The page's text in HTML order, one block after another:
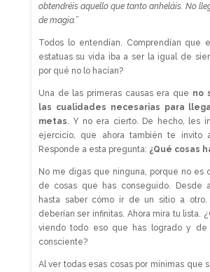
obtendréis aquello que tanto anheláis. No
de magia. ”
Todos lo entendían. Comprendían que
estatuas su vida iba a ser la igual de
por qué no lo hacían?
Una de las primeras causas era que no
las cualidades necesarias para
metas . Y no era cierto. De hecho, les
ejercicio, que ahora también te invito
Responde a esta pregunta: ¿Qué cosas
No me digas que ninguna, porque no es
de cosas que has conseguido. Desde
hasta saber cómo ir de un sitio a otro.
deberían ser infinitas. Ahora mira tu lista.
viendo todo eso que has logrado y
consciente?
Al ver todas esas cosas por mínimas que